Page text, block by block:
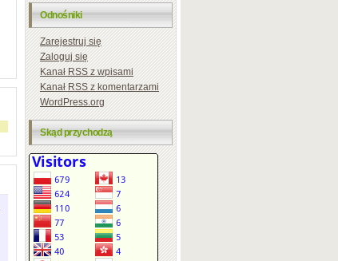
Odnośniki
Zarejestruj się
Zaloguj się
KanałRSSz wpisami
KanałRSSz komentarzami
WordPress.org
Skąd przychodzą